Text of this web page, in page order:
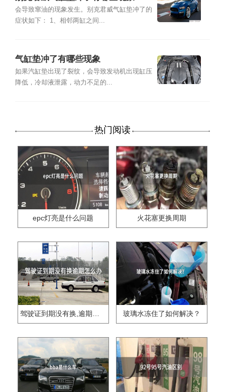
会导致窜油的现象发生。别克君威气缸垫冲了的
症状如下： 1、相邻两缸之间...
气缸垫冲了有哪些现象
如果汽缸垫出现了裂纹，会导致发动机出现缸压
降低，冷却液泄露，动力不足的...
热门阅读
epc灯亮是什么问题 火花塞更换周期
驾驶证到期没有换,逾期怎么办?? 玻璃水冻住了如何解决？